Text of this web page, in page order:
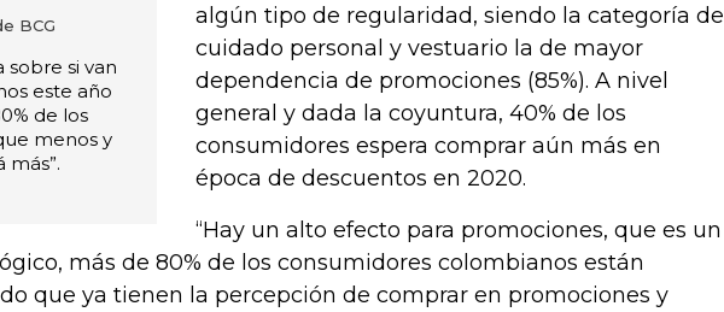
BCG
sobre si van
este año
de los
menos y
más”.
algún tipo de regularidad, siendo la categoría de
cuidado personal y vestuario la de mayor
dependencia de promociones (85%). A nivel
general y dada la coyuntura, 40% de los
consumidores espera comprar aún más en
época de descuentos en 2020.
“Hay un alto efecto para promociones, que es un
más de 80% de los consumidores colombianos están
que ya tienen la percepción de comprar en promociones y